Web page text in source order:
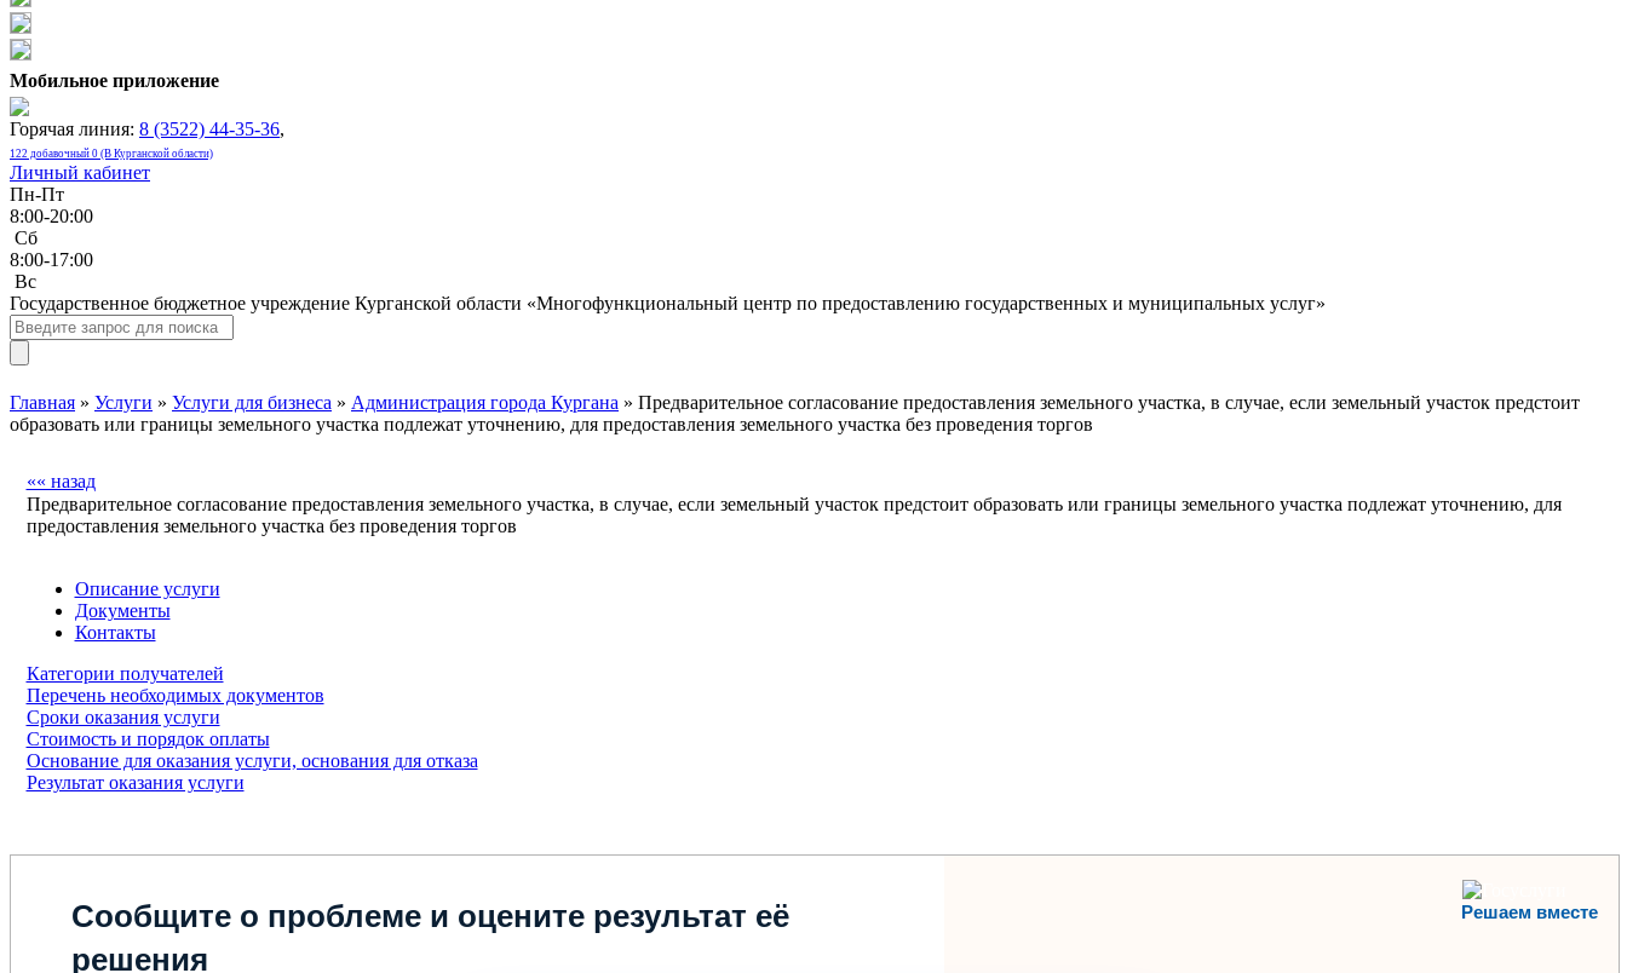
Мобильное приложение
Горячая линия: 8 (3522) 44-35-36,
122 добавочный 0 (В Курганской области)
Личный кабинет
Пн-Пт
8:00-20:00
Сб
8:00-17:00
Bc
Государственное бюджетное учреждение Курганской области «Многофункциональный центр по предоставлению государственных и муниципальных услуг»
Главная » Услуги » Услуги для бизнеса » Администрация города Кургана » Предварительное согласование предоставления земельного участка, в случае, если земельный участок предстоит
образовать или границы земельного участка подлежат уточнению, для предоставления земельного участка без проведения торгов
«« назад
Предварительное согласование предоставления земельного участка, в случае, если земельный участок предстоит образовать или границы земельного участка подлежат уточнению, для
предоставления земельного участка без проведения торгов
Описание услуги
Документы
Контакты
Категории получателей
Перечень необходимых документов
Сроки оказания услуги
Стоимость и порядок оплаты
Основание для оказания услуги, основания для отказа
Результат оказания услуги
Решаем вместе
Сообщите о проблеме и оцените результат её
решения